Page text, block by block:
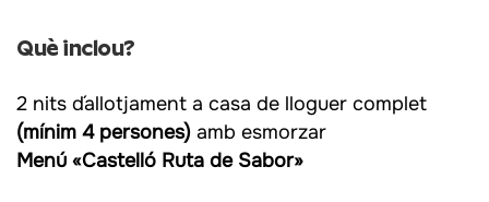
Què inclou?
2 nits d´allotjament a casa de lloguer complet
(mínim 4 persones) amb esmorzar
Menú «Castelló Ruta de Sabor»